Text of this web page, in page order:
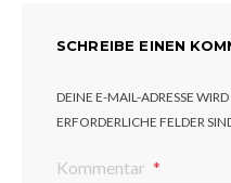
SCHREIBE EINEN
DEINE E-MAIL-ADRESSE
ERFORDERLICHE FELDER
Kommentar